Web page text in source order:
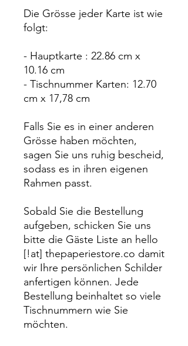
Die Grösse jeder Karte ist wie
folgt:
- Hauptkarte : 22.86 cm x
10.16 cm
- Tischnummer Karten: 12.70
cm x 17,78 cm
Falls Sie es in einer anderen
Grösse haben möchten,
sagen Sie uns ruhig bescheid,
sodass es in ihren eigenen
Rahmen passt.
Sobald Sie die Bestellung
aufgeben, schicken Sie uns
bitte die Gäste Liste an hello
[!at] thepaperiestore.co damit
wir Ihre persönlichen Schilder
anfertigen können. Jede
Bestellung beinhaltet so viele
Tischnummern wie Sie
möchten.